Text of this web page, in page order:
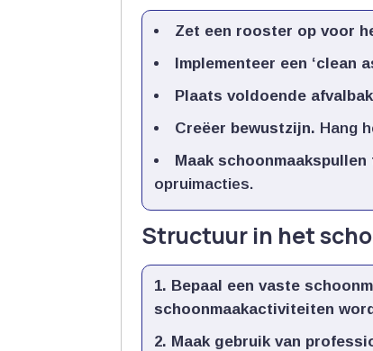
Zet een rooster op voor
Implementeer een ‘clean
Plaats voldoende
Creëer bewustzijn.​ Hang
Maak
opruimacties.​
Structuur in het
Bepaal een vaste
schoonmaakactiviteiten
Maak gebruik van